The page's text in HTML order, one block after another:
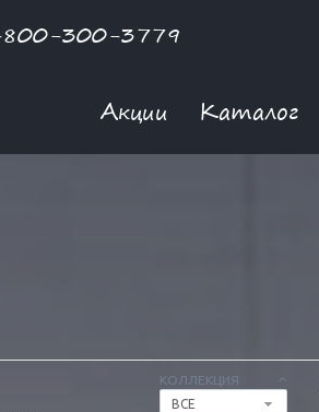
300-3779
Акции Каталог
КОЛЛЕКЦИЯ
ВСЕ